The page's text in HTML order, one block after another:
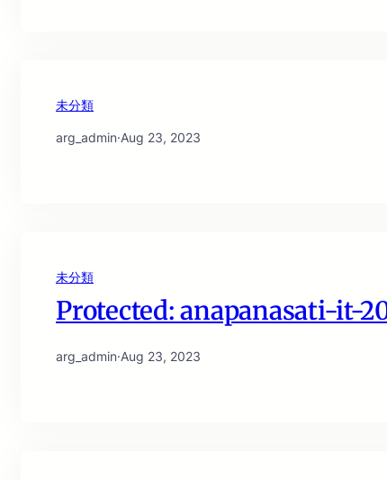
未分類
arg_admin·Aug 23, 2023
未分類
Protected: anapanasati-it-
arg_admin·Aug 23, 2023